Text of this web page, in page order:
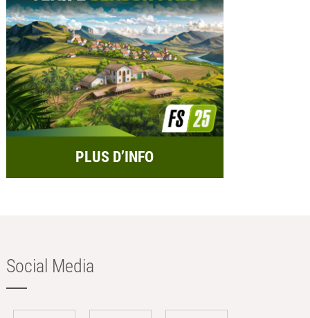
PLUS D’INFO
Social Media